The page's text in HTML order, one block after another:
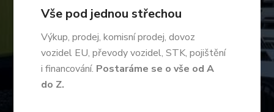
Vše pod jednou střechou
Výkup, prodej, komisní prodej, dovoz
vozidel EU, převody vozidel, STK, pojištění
i financování. Postaráme se o vše od A
do Z.